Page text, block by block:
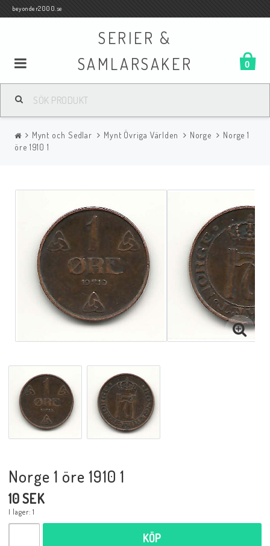
beyonder2000.se
SERIER &
SAMLARSAKER
0
Samlar- och Spelkort
Serier
Böcker
Musik
Mynt och Sedlar
Samlartillbehör
Serier Sverige
Serier USA
Tidskrifter
Mynt och Sedlar Mynt Övriga Världen Norge
Norge 1
öre 1910 1
Norge 1 öre 1910 1
10 SEK
I lager: 1
KÖP